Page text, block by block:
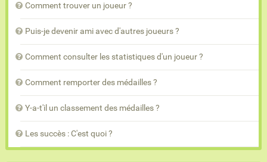
Comment trouver un joueur ?
Puis-je devenir ami avec d'autres joueurs ?
Comment consulter les statistiques d'un joueur ?
Comment remporter des médailles ?
Y-a-t'il un classement des médailles ?
Les succès : C'est quoi ?